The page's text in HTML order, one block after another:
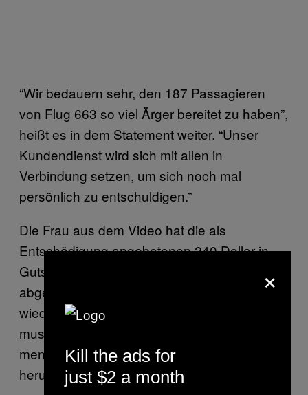
“Wir bedauern sehr, den 187 Passagieren
von Flug 663 so viel Ärger bereitet zu haben”,
heißt es in dem Statement weiter. “Unser
Kundendienst wird sich mit allen in
Verbindung setzen, um sich noch mal
persönlich zu entschuldigen.”
Die Frau aus dem Video hat die als
Entschädigung angebotenen 240 Dollar in
Gutscheinen und
abgelehnt. Kein Geld der Welt könne
wiedergutmachen, dass man dabei zusehen
musste, wie fremde Menschen Tüten voller
menschlicher Ausscheidungen
herumreichen.
×
Kill the ads for
just $2 a month